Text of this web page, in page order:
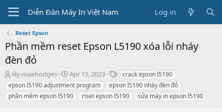
Diễn Đàn Máy In Việt Nam Log in
Reset Epson
Phần mềm reset Epson L5190 xóa lỗi nháy
đèn đỏ
T
h
r
e
lily-maehodges
S
t
a
r
Apr 15, 2023
T
a
g
s
crack epson l5190
epson l5190 adjustment program
epson l5190 nháy đèn đỏ
phần mềm epson l5190
riset epson l5190 sửa máy in epson l5190